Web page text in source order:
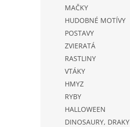
MAČKY
HUDOBNÉ MOTÍVY
POSTAVY
ZVIERATÁ
RASTLINY
VTÁKY
HMYZ
RYBY
HALLOWEEN
DINOSAURY, DRAKY